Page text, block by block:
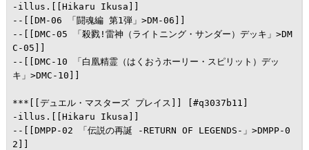
-illus.[[Hikaru Ikusa]]
--[[DM-06 「闘魂編 第1弾」>DM-06]]
--[[DMC-05 「殺戮!雷神（ライトニング・サンダー）デッキ」>DM
C-05]]
--[[DMC-10 「白凰精霊（はくおうホーリー・スピリット）デッ
キ」>DMC-10]]
***[[デュエル・マスターズ プレイス]] [#q3037b11]
-illus.[[Hikaru Ikusa]]
--[[DMPP-02 「伝説の再誕 -RETURN OF LEGENDS-」>DMPP-0
2]]